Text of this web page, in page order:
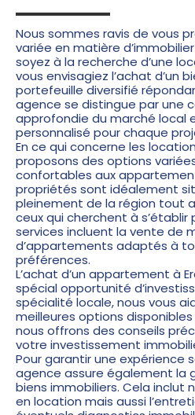
Nous sommes ravis de vous
variée en matière
soyez à la recherche d’une
vous envisagiez l’achat d’un
portefeuille diversifié
agence se distingue par une
approfondie du marché local
personnalisé pour chaque
En ce qui concerne les
proposons des options
confortables aux
propriétés sont idéalement
pleinement de la région tout
ceux qui cherchent à s’établir
services incluent la vente de
d’appartements adaptés à
préférences.
L’achat d’un appartement à
spécial opportunité
spécialité locale, nous vous
meilleures options disponibles
nous offrons des conseils
votre investissement
Pour garantir une expérience
agence assure également la
biens immobiliers. Cela inclut
en location mais aussi